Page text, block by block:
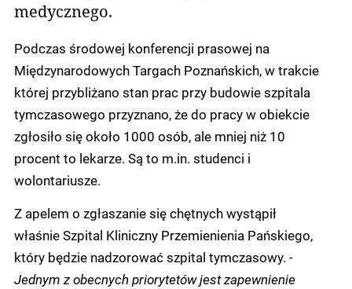
medycznego.
Podczas środowej konferencji prasowej na
Międzynarodowych Targach Poznańskich, w trakcie
której przybliżano stan prac przy budowie szpitala
tymczasowego przyznano, że do pracy w obiekcie
zgłosiło się około 1000 osób, ale mniej niż 10
procent to lekarze. Są to m.in. studenci i
wolontariusze.
Z apelem o zgłaszanie się chętnych wystąpił
właśnie Szpital Kliniczny Przemienienia Pańskiego,
który będzie nadzorować szpital tymczasowy. -
Jednym z obecnych priorytetów jest zapewnienie